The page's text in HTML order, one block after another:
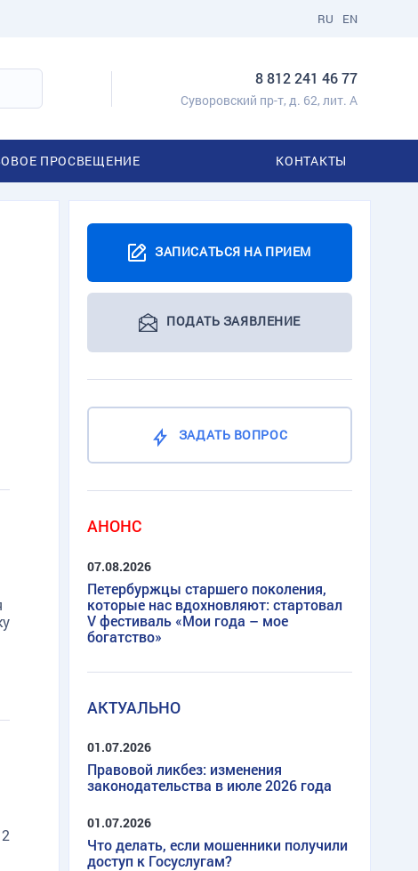
EN
RU
8 812 241 46 77
Суворовский пр-т, д. 62, лит. А
ПРОСВЕЩЕНИЕ КОНТАКТЫ
ЗАПИСАТЬСЯ НА ПРИЕМ
ПОДАТЬ ЗАЯВЛЕНИЕ
ЗАДАТЬ ВОПРОС
АНОНС
07.08.2026
Петербуржцы старшего поколения,
которые нас вдохновляют: стартовал
V фестиваль «Мои года – мое
богатство»
АКТУАЛЬНО
01.07.2026
Правовой ликбез: изменения
законодательства в июле 2026 года
01.07.2026
Что делать, если мошенники получили
доступ к Госуслугам?